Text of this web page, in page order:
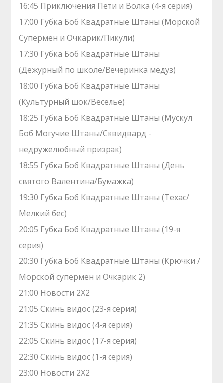
16:45 Приключения Пети и Волка (4-я серия)
17:00 Губка Боб Квадратные Штаны (Морской
Супермен и Очкарик/Пикули)
17:30 Губка Боб Квадратные Штаны
(Дежурный по школе/Вечеринка медуз)
18:00 Губка Боб Квадратные Штаны
(Культурный шок/Веселье)
18:25 Губка Боб Квадратные Штаны (Мускул
Боб Могучие Штаны/Сквидвард -
недружелюбный призрак)
18:55 Губка Боб Квадратные Штаны (День
святого Валентина/Бумажка)
19:30 Губка Боб Квадратные Штаны (Техас/
Мелкий бес)
20:05 Губка Боб Квадратные Штаны (19-я
серия)
20:30 Губка Боб Квадратные Штаны (Крючки /
Морской супермен и Очкарик 2)
21:00 Новости 2Х2
21:05 Скинь видос (23-я серия)
21:35 Скинь видос (4-я серия)
22:05 Скинь видос (17-я серия)
22:30 Скинь видос (1-я серия)
23:00 Новости 2Х2